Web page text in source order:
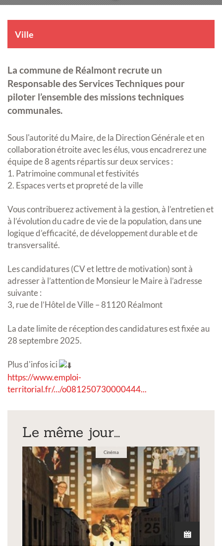
Ville
La commune de Réalmont recrute un
Responsable des Services Techniques pour
piloter l’ensemble des missions techniques
communales.
Sous l'autorité du Maire, de la Direction Générale et en
collaboration étroite avec les élus, vous encadrerez une
équipe de 8 agents répartis sur deux services :
1. Patrimoine communal et festivités
2. Espaces verts et propreté de la ville
Vous contribuerez activement à la gestion, à l’entretien et
à l’évolution du cadre de vie de la population, dans une
logique d’efficacité, de développement durable et de
transversalité.
Les candidatures (CV et lettre de motivation) sont à
adresser à l’attention de Monsieur le Maire à l’adresse
suivante :
3, rue de l’Hôtel de Ville – 81120 Réalmont
La date limite de réception des candidatures est fixée au
28 septembre 2025.
Plus d'infos ici
https://www.emploi-
territorial.fr/.../o081250730000444...
Le même jour...
Cinéma